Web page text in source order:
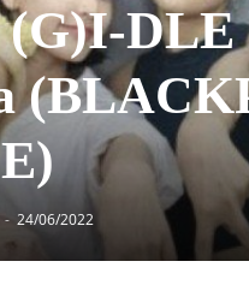
DLE
- 24/06/2022